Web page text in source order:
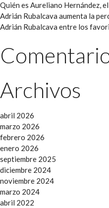
Quién es Aureliano Hernández,
Adrián Rubalcava aumenta la
Adrián Rubalcava entre los
Archivos
abril 2026
marzo 2026
febrero 2026
enero 2026
septiembre 2025
diciembre 2024
noviembre 2024
marzo 2024
abril 2022